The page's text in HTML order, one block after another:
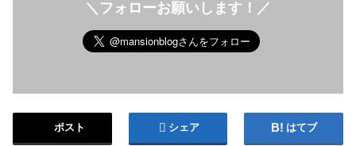
＼フォローお願いします！／
ポスト シェア はてブ